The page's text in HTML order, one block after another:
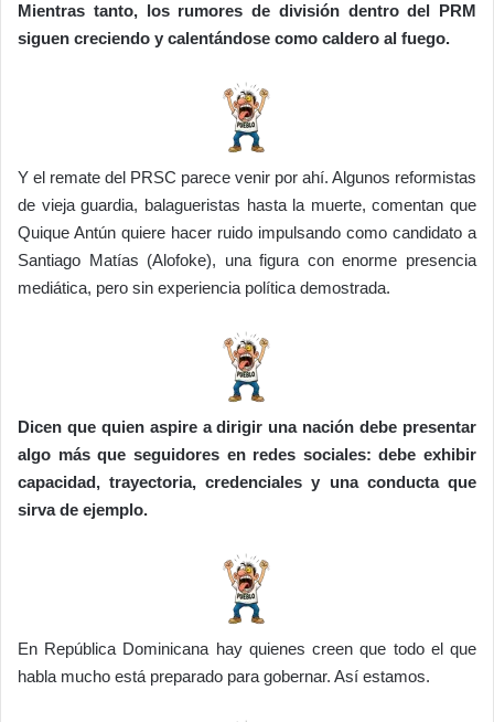
Mientras tanto, los rumores de división dentro del PRM
siguen creciendo y calentándose como caldero al fuego.
Y el remate del PRSC parece venir por ahí. Algunos reformistas
de vieja guardia, balagueristas hasta la muerte, comentan que
Quique Antún quiere hacer ruido impulsando como candidato a
Santiago Matías (Alofoke), una figura con enorme presencia
mediática, pero sin experiencia política demostrada.
Dicen que quien aspire a dirigir una nación debe presentar
algo más que seguidores en redes sociales: debe exhibir
capacidad, trayectoria, credenciales y una conducta que
sirva de ejemplo.
En República Dominicana hay quienes creen que todo el que
habla mucho está preparado para gobernar. Así estamos.